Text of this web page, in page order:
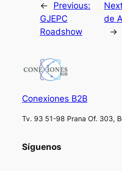
←
Previous:
GJEPC
Roadshow
de
→
Conexiones B2B
Tv. 93 51-98 Prana Of. 303,
Síguenos